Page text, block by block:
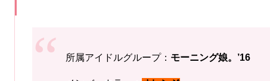
所属アイドルグループ： モーニング娘。’16